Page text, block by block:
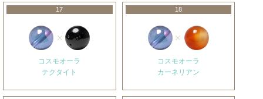
17
コスモオーラ
テクタイト
18
コスモオーラ
カーネリアン